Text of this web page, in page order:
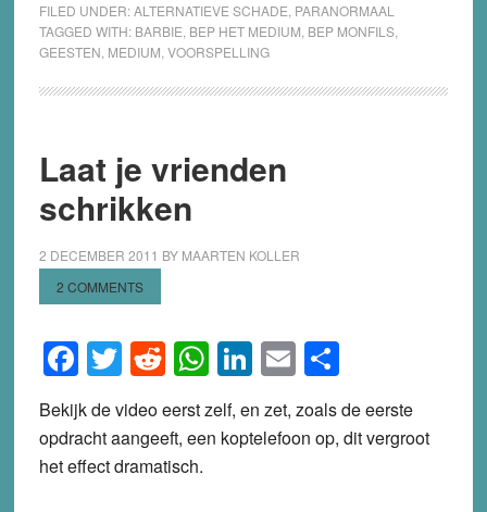
FILED UNDER:ALTERNATIEVE SCHADE, PARANORMAAL
TAGGED WITH: BARBIE, BEP HET MEDIUM, BEP MONFILS,
GEESTEN, MEDIUM,VOORSPELLING
Laat je vrienden
schrikken
2 DECEMBER 2011 BY MAARTEN KOLLER
2 COMMENTS
Facebook
Twitter
Reddit
WhatsApp
LinkedIn
EmailShare
Bekijk de video eerst zelf, en zet, zoals de eerste
opdracht aangeeft, een koptelefoon op, dit vergroot
het effect dramatisch.